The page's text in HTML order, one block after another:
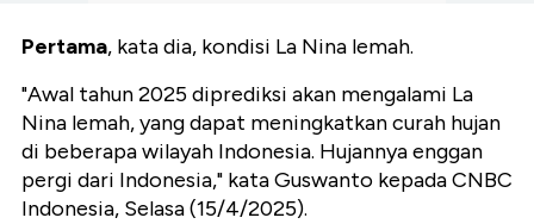
Pertama, kata dia, kondisi La Nina lemah.
"Awal tahun 2025 diprediksi akan mengalami La
Nina lemah, yang dapat meningkatkan curah hujan
di beberapa wilayah Indonesia. Hujannya enggan
pergi dari Indonesia," kata Guswanto kepada CNBC
Indonesia, Selasa (15/4/2025).